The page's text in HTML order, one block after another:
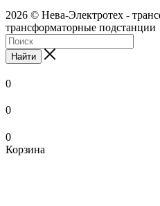
2026 © Нева-Электротех -
трансформаторные подстанции
Найти
0
0
0
Корзина